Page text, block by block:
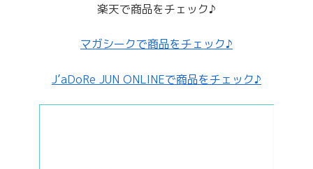
楽天で商品をチェック♪
マガシークで商品をチェック♪
J’aDoRe JUN ONLINEで商品をチェック♪